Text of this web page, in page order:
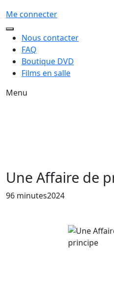
Me connecter
Nous contacter
FAQ
Boutique DVD
Films en salle
Menu
Une Affaire de
96 minutesAnnée de sortie
2024